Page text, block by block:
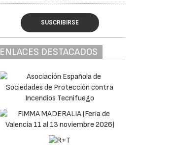
SUSCRIBIRSE
ENLACES DESTACADOS